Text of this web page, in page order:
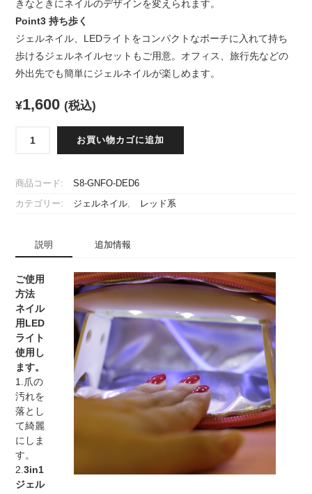
きなときにネイルのデザインを変えられます。
Point3 持ち歩く
ジェルネイル、LEDライトをコンパクトなポーチに入れて持ち
歩けるジェルネイルセットもご用意。オフィス、旅行先などの
外出先でも簡単にジェルネイルが楽しめます。
¥1,600 (税込)
ラ)
[R50]
[レ
ル
ネ
イ
ル
3in1（ス
リ
ー
イ
ン
ワ
ン）/
ワ
ン
ス
テ
お買い物カゴに追加
商品コード: S8-GNFO-DED6
カテゴリー: ジェルネイル, レッド系
説明 追加情報
ご使用
方法
ネイル
用LED
ライト
使用し
ます。
1.爪の
汚れを
落とし
て綺麗
にしま
す。
2.3in1
ジェル